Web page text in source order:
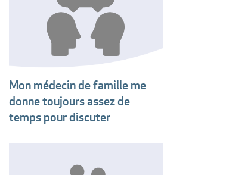
Mon médecin de famille me
donne toujours assez de
temps pour discuter